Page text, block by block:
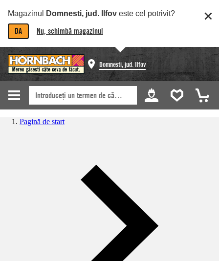
Magazinul Domnesti, jud. Ilfov este cel potrivit?
DA Nu, schimbă magazinul
Domnesti, jud. Ilfov
Pagină de start